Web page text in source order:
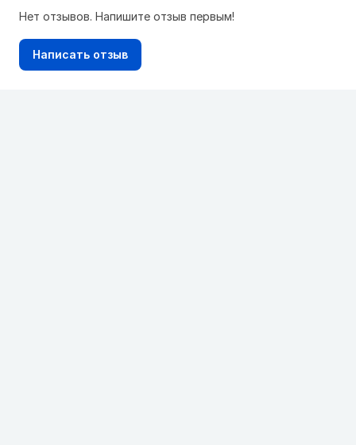
Нет отзывов. Напишите отзыв первым!
Написать отзыв